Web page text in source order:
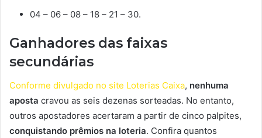
04 – 06 – 08 – 18 – 21 – 30.
Ganhadores das faixas
secundárias
Conforme divulgado no site Loterias Caixa, nenhuma
aposta cravou as seis dezenas sorteadas. No entanto,
outros apostadores acertaram a partir de cinco palpites,
conquistando prêmios na loteria. Confira quantos